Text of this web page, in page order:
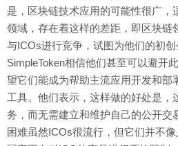
是，区块链技术应用的可能性很广，
领域，存在着这样的差距，即区块链
与ICOs进行竞争，试图为他们的初创
SimpleToken相信他们甚至可以避开
望它们能成为帮助主流应用开发和部
工具。他们表示，这样做的好处是，
务，而无需建立和维护自己的公开交
困难虽然ICOs很流行，但它们并不